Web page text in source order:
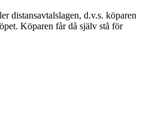
distansavtalslagen, d.v.s. köparen
Köparen får då själv stå för